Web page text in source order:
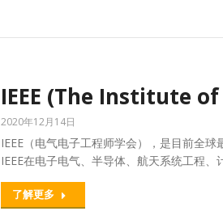
IEEE (The Institute
2020年12月14日
IEEE（电气电子工程师学会），是目前全
IEEE在电子电气、半导体、航天系统工程
了解更多